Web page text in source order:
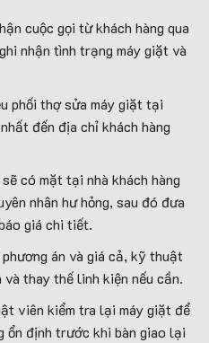
cuộc gọi từ khách hàng qua
nhận tình trạng máy giặt và
phối thợ sửa máy giặt tại
đến địa chỉ khách hàng
có mặt tại nhà khách hàng
nhân hư hỏng, sau đó đưa
giá chi tiết.
án và giá cả, kỹ thuật
thay thế linh kiện nếu cần.
viên kiểm tra lại máy giặt để
ổn định trước khi bàn giao lại